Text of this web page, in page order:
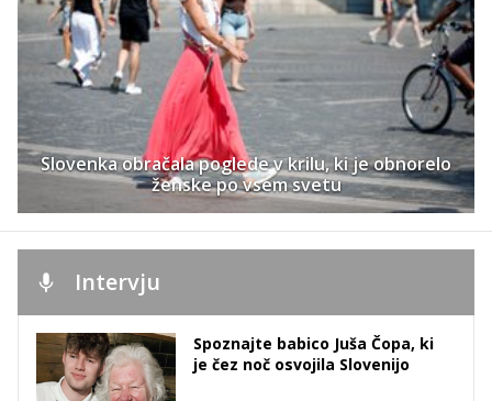
Slovenka obračala poglede v krilu, ki je obnorelo
ženske po vsem svetu
Intervju
Spoznajte babico Juša Čopa, ki
je čez noč osvojila Slovenijo